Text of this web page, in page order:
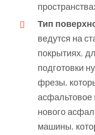
Тип
ведутся на
покрытиях,
подготовки
фрезы,
асфальтовое
нового
машины,